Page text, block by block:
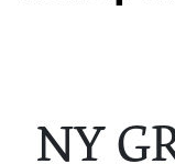
NY